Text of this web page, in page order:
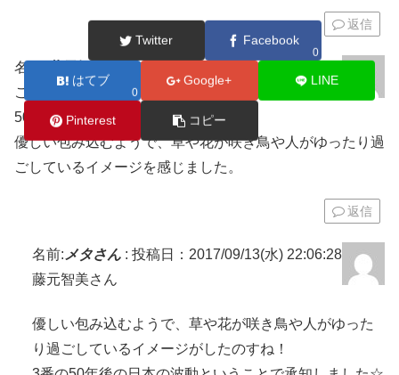
返信
名前:
投稿日：2017/09/13(水) 13:14:59
こんにちは(^^)メゲずに今日も挑戦です（笑）
50年後の未来でお願いします。
優しい包み込むようで、草や花が咲き鳥や人がゆったり過
ごしているイメージを感じました。
返信
名前: メタさん : 投稿日：2017/09/13(水) 22:06:28
藤元智美さん
優しい包み込むようで、草や花が咲き鳥や人がゆった
り過ごしているイメージがしたのすね！
Twitter Facebook
0
はてブ
0
Google+ LINE
Pinterest コピー